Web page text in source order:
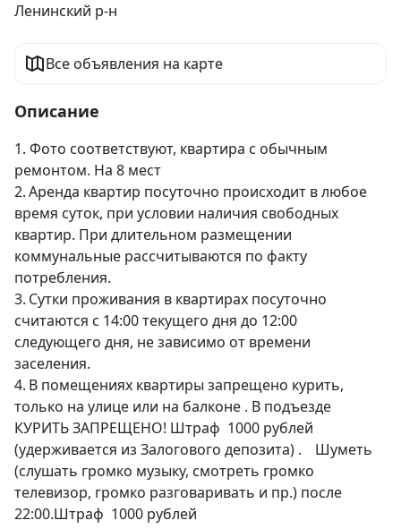
Ленинский р-н
Все объявления на карте
Описание
1. Фото соответствуют, квартира с обычным
ремонтом. На 8 мест
2.	Аренда квартир посуточно происходит в любое
время суток, при условии наличия свободных
квартир. При длительном размещении
коммунальные рассчитываются по факту
потребления.
3.	Сутки проживания в квартирах посуточно
считаются с 14:00 текущего дня до 12:00
следующего дня, не зависимо от времени
заселения.
4.	В помещениях квартиры запрещено курить,
только на улице или на балконе . В подъезде
КУРИТЬ ЗАПРЕЩЕНО! Штраф  1000 рублей
(удерживается из Залогового депозита) .	Шуметь
(слушать громко музыку, смотреть громко
телевизор, громко разговаривать и пр.) после
22:00.Штраф  1000 рублей